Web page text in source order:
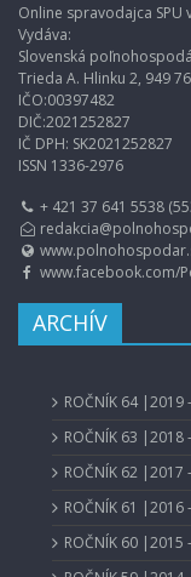
Online spravodajca SPU
Vydáva:
Slovenská
Trieda A. Hlinku 2, 949
IČO:00397482
DIČ:2021252827
IČ DPH: SK2021252827
ISSN 1336-2976
+ 421 37 641 5538
www.facebook.com/
ARCHÍV
ROČNÍK 64 |2019
ROČNÍK 63 |2018
ROČNÍK 62 |2017
ROČNÍK 61 |2016
ROČNÍK 60 |2015